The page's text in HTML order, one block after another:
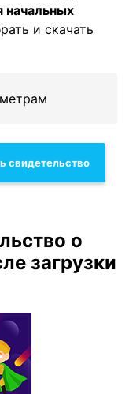
начальных
и скачать
свидетельство
о
загрузки